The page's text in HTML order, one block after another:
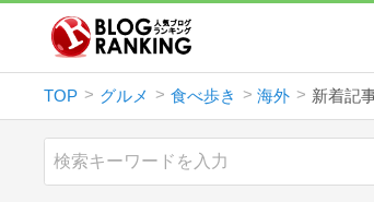
TOP グルメ 食べ歩き 海外 新着記